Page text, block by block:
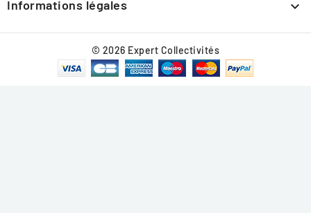
Informations légales 
© 2026 Expert Collectivités